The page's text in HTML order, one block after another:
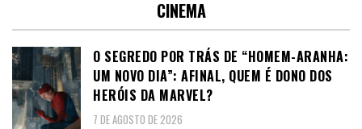
CINEMA
O SEGREDO POR TRÁS DE “HOMEM-ARANHA:
UM NOVO DIA”: AFINAL, QUEM É DONO DOS
HERÓIS DA MARVEL?
7 DE AGOSTO DE 2026